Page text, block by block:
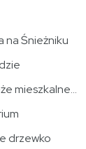
na Śnieżniku
mieszkalne...
drzewko